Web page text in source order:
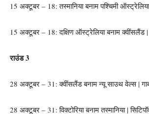
15 अक्टूबर – 18: तस्मानिया बनाम पश्चिमी
15 अक्टूबर – 18: दक्षिण ऑस्ट्रेलिया बनाम
राउंड 3
28 अक्टूबर – 31: क्वींसलैंड बनाम न्यू साउथ वेल्स |
28 अक्टूबर – 31: विक्टोरिया बनाम तस्मानिया |